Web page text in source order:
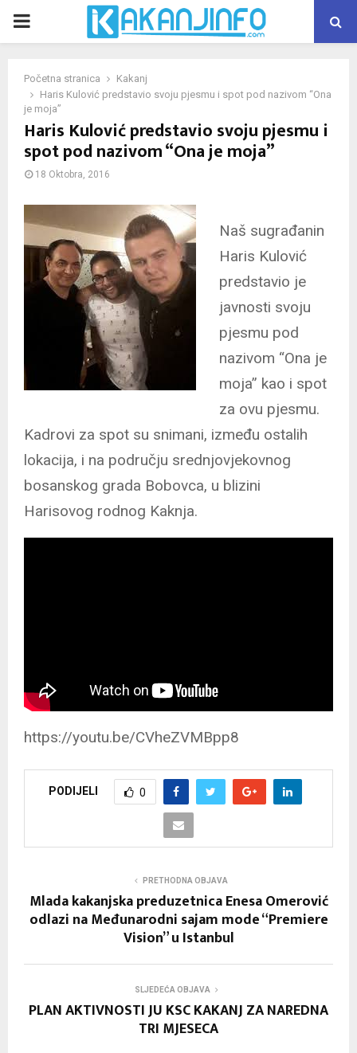
PRIMARY
Početna stranica
Kakanj
Haris Kulović predstavio svoju pjesmu i spot pod nazivom “Ona
je moja”
Haris Kulović predstavio svoju pjesmu i
spot pod nazivom “Ona je moja”
18 Oktobra, 2016
Naš sugrađanin
Haris Kulović
predstavio je
javnosti svoju
pjesmu pod
nazivom “Ona je
moja” kao i spot
za ovu pjesmu.
Kadrovi za spot su snimani, između ostalih
lokacija, i na području srednjovjekovnog
bosanskog grada Bobovca, u blizini
Harisovog rodnog Kaknja.
https://youtu.be/CVheZVMBpp8
PODIJELI 0
PRETHODNA OBJAVA
Mlada kakanjska preduzetnica Enesa Omerović
odlazi na Međunarodni sajam mode “Premiere
Vision” u Istanbul
SLJEDEĆA OBJAVA
PLAN AKTIVNOSTI JU KSC KAKANJ ZA NAREDNA
TRI MJESECA